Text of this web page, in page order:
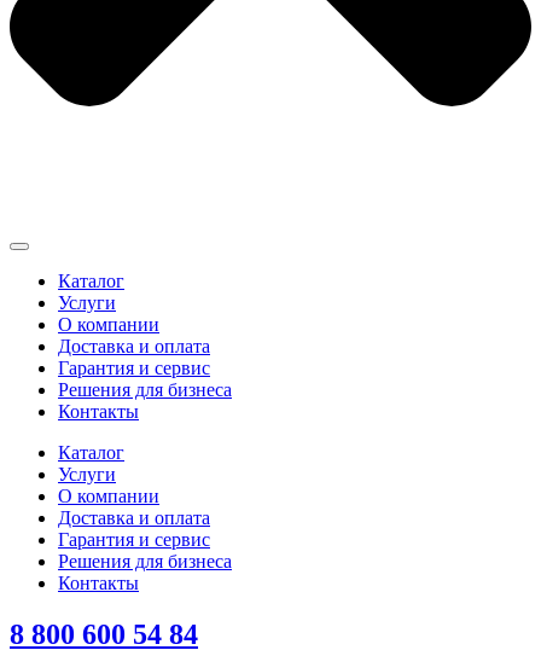
Каталог
Услуги
О компании
Доставка и оплата
Гарантия и сервис
Решения для бизнеса
Контакты
Каталог
Услуги
О компании
Доставка и оплата
Гарантия и сервис
Решения для бизнеса
Контакты
8 800 600 54 84